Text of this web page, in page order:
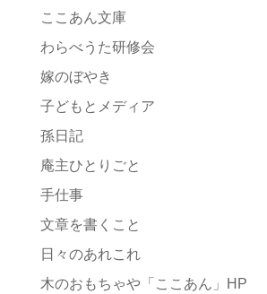
ここあん文庫
わらべうた研修会
嫁のぼやき
子どもとメディア
孫日記
庵主ひとりごと
手仕事
文章を書くこと
日々のあれこれ
木のおもちゃや「ここあん」HP